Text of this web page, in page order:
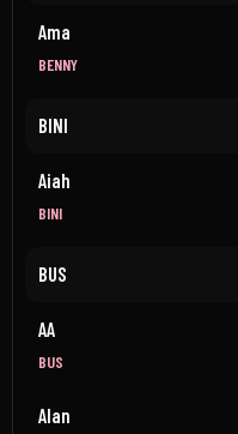
Ama
BENNY
BINI
Aiah
BINI
BUS
AA
BUS
Alan